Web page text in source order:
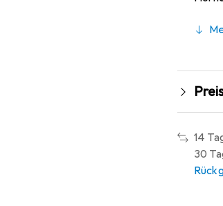
14
30